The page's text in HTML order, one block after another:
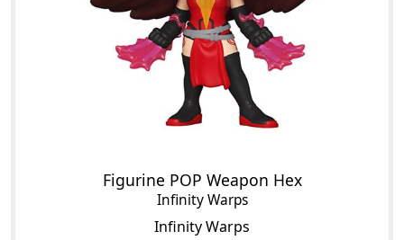
Figurine POP Weapon Hex
Infinity Warps
Infinity Warps